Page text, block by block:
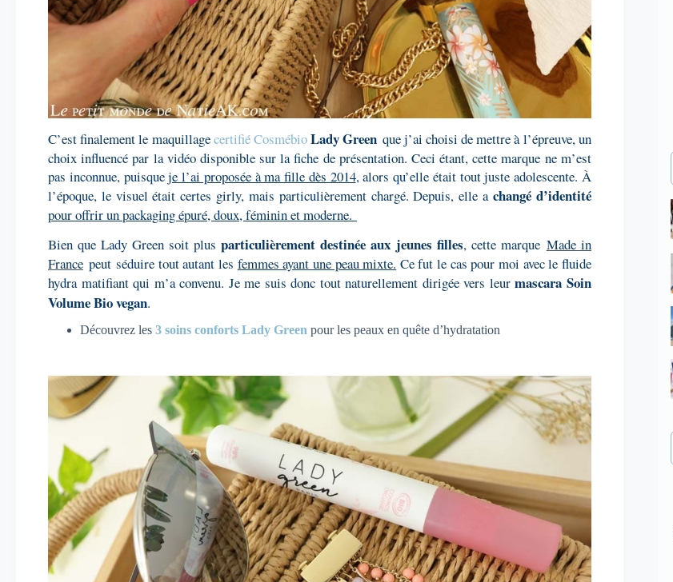
C’est finalement le maquillagecertifié CosmébioLady Green que j’ai choisi de mettre à l’épreuve, un
choix influencé par la vidéo disponible sur la fiche de présentation. Ceci étant, cette marque ne m’est
pas inconnue, puisqueje l’ai proposée à ma fille dès 2014, alors qu’elle était tout juste adolescente. À
l’époque, le visuel était certes girly, mais particulièrement chargé. Depuis, elle achangé d’identité
pour offrir un packaging épuré, doux, féminin et moderne.
Bien que Lady Green soitplusparticulièrement destinée aux jeunes filles, cette marque Made in
France peutséduire tout autant les femmes ayant une peau mixte. Ce fut le cas pour moi avec le fluide
hydra matifiant qui m’a convenu. Je me suis donc tout naturellement dirigée vers leurmascara Soin
Volume Bio vegan.
Découvrez les 3 soins conforts Lady Green pour les peaux en quête d’hydratation